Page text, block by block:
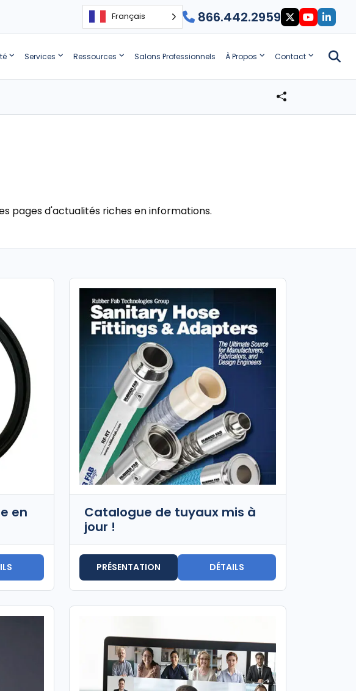
Français 866.442.2959
Services Ressources Salons Professionnels À Propos Contact
pages d'actualités riches en informations.
en
Catalogue de tuyaux mis à
jour !
PRÉSENTATION DÉTAILS